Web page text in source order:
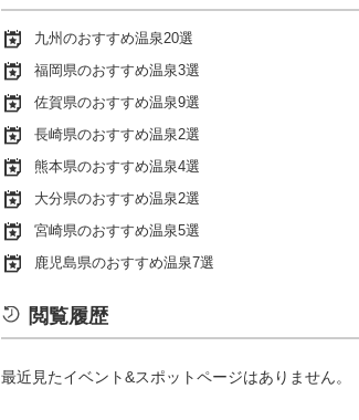
九州のおすすめ温泉20選
福岡県のおすすめ温泉3選
佐賀県のおすすめ温泉9選
長崎県のおすすめ温泉2選
熊本県のおすすめ温泉4選
大分県のおすすめ温泉2選
宮崎県のおすすめ温泉5選
鹿児島県のおすすめ温泉7選
閲覧履歴
最近見たイベント&スポットページはありません。